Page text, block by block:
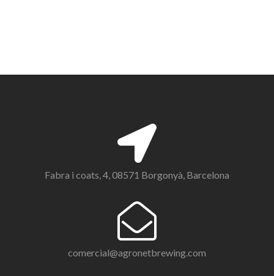
Fabra i coats, 4, 08571 Borgonyà, Barcelona
comercial@agronetbrewing.com